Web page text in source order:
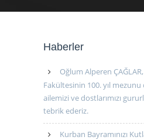
Haberler
Oğlum Alperen
Fakültesinin 100. yıl mezunu
ailemizi ve dostlarımızı
tebrik ederiz.
Kurban Bayramınızı